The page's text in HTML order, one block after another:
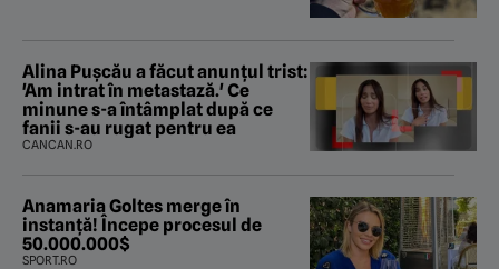
Alina Pușcău a făcut anunțul trist:
'Am intrat în metastază.' Ce
minune s-a întâmplat după ce
fanii s-au rugat pentru ea
CANCAN.RO
Anamaria Goltes merge în
instanță! Începe procesul de
50.000.000$
SPORT.RO